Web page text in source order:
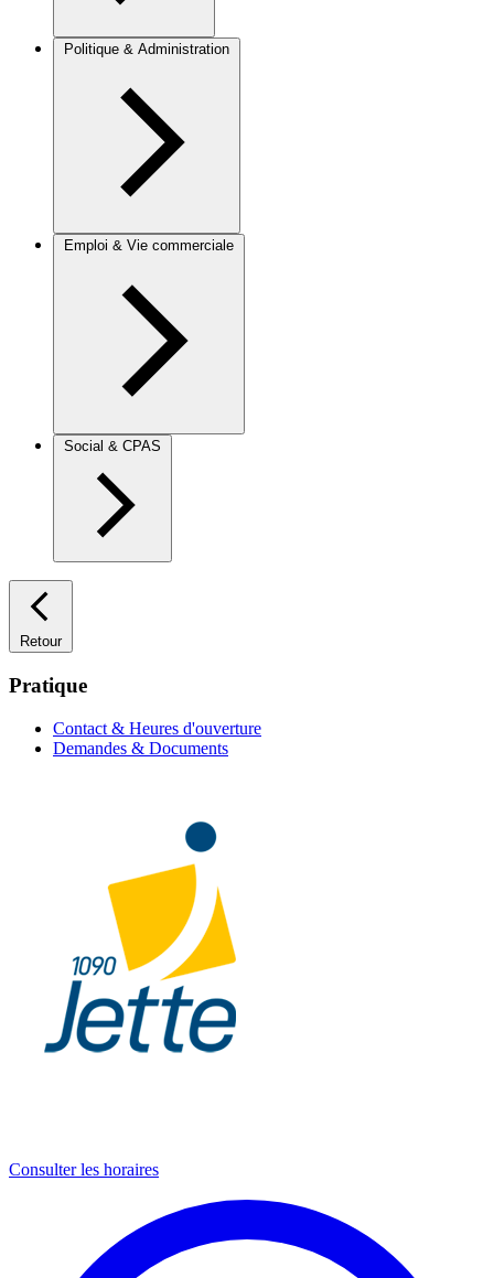
Politique & Administration
Emploi & Vie commerciale
Social & CPAS
Retour
Pratique
Contact & Heures d'ouverture
Demandes & Documents
Consulter les horaires